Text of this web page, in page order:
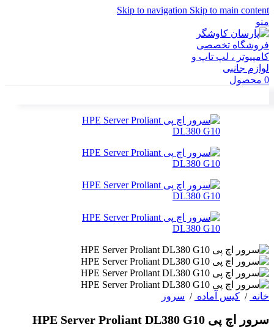
Skip to navigation Skip to main content
منو
0 محصول
خانه / کیس آماده / سرور
سرور اچ پی HPE Server Proliant DL380 G10